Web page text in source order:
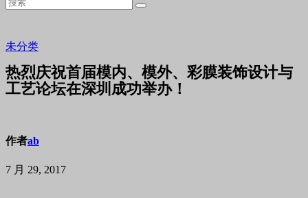
未分类
热烈庆祝首届模内、模外、彩膜装饰设计与
工艺论坛在深圳成功举办！
作者ab
7 月 29, 2017